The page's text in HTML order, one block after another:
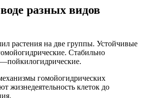
разных видов
растения на две группы. Устойчивые
Стабильно
гомойогидрических
жизнедеятельность клеток до